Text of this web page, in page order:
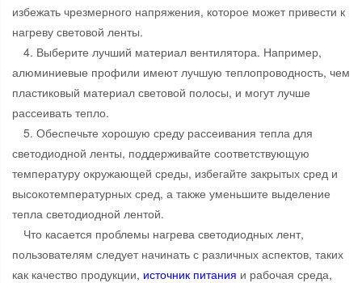
избежать чрезмерного напряжения, которое может привести к
нагреву световой ленты.
4. Выберите лучший материал вентилятора. Например,
алюминиевые профили имеют лучшую теплопроводность, чем
пластиковый материал световой полосы, и могут лучше
рассеивать тепло.
5. Обеспечьте хорошую среду рассеивания тепла для
светодиодной ленты, поддерживайте соответствующую
температуру окружающей среды, избегайте закрытых сред и
высокотемпературных сред, а также уменьшите выделение
тепла светодиодной лентой.
Что касается проблемы нагрева светодиодных лент,
пользователям следует начинать с различных аспектов, таких
как качество продукции, источник питания и рабочая среда,